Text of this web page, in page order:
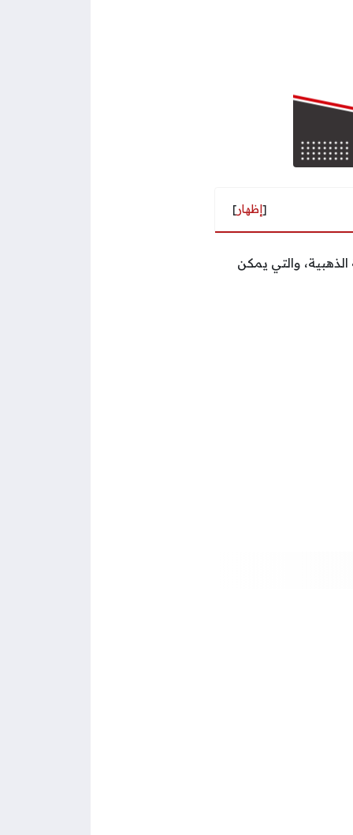
[إظهار]
والتي يمكن